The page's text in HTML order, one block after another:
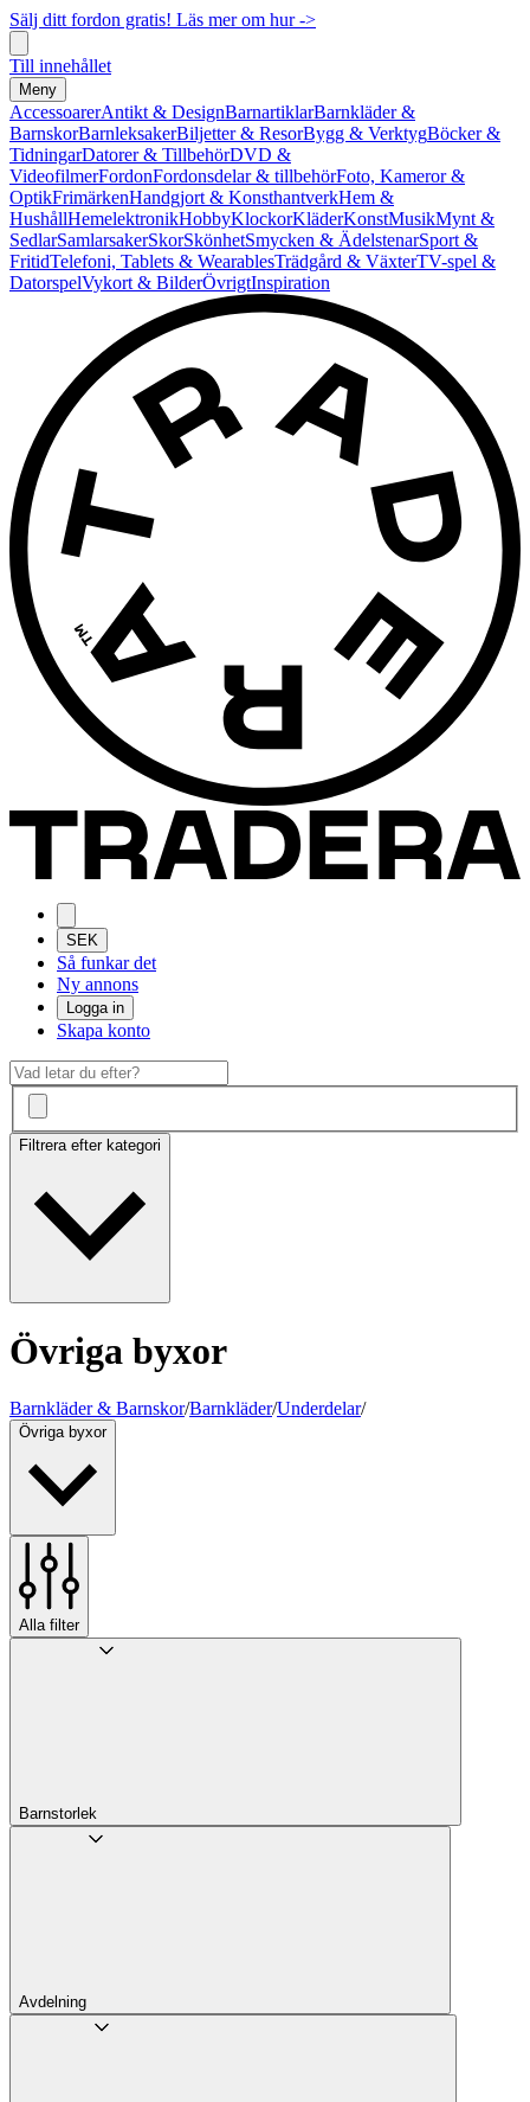
Sälj ditt fordon gratis! Läs mer om hur ->
Till innehållet
Meny
AccessoarerAntikt & DesignBarnartiklarBarnkläder &
BarnskorBarnleksakerBiljetter & ResorBygg & VerktygBöcker &
TidningarDatorer & TillbehörDVD &
VideofilmerFordonFordonsdelar & tillbehörFoto, Kameror &
OptikFrimärkenHandgjort & KonsthantverkHem &
HushållHemelektronikHobbyKlockorKläderKonstMusikMynt &
SedlarSamlarsakerSkorSkönhetSmycken & ÄdelstenarSport &
FritidTelefoni, Tablets & WearablesTrädgård & VäxterTV-spel &
DatorspelVykort & BilderÖvrigtInspiration
SEK
Så funkar det
Ny annons
Logga in
Skapa konto
Filtrera efter kategori
Övriga byxor
Barnkläder & Barnskor/Barnkläder/Underdelar/
Övriga byxor
Alla filter
Barnstorlek
Avdelning